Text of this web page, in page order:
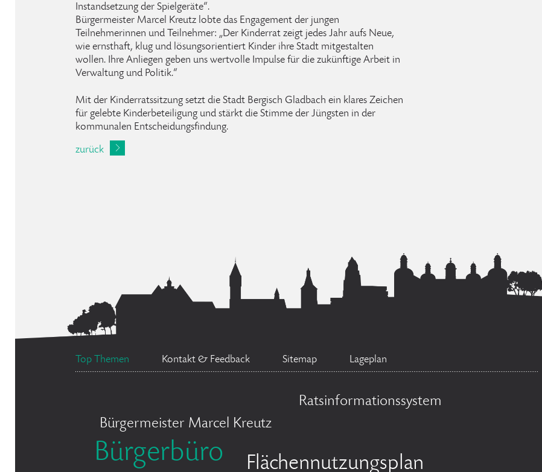
Instandsetzung der Spielgeräte“.
Bürgermeister Marcel Kreutz lobte das Engagement der jungen
Teilnehmerinnen und Teilnehmer: „Der Kinderrat zeigt jedes Jahr aufs Neue,
wie ernsthaft, klug und lösungsorientiert Kinder ihre Stadt mitgestalten
wollen. Ihre Anliegen geben uns wertvolle Impulse für die zukünftige Arbeit in
Verwaltung und Politik.“
Mit der Kinderratssitzung setzt die Stadt Bergisch Gladbach ein klares Zeichen
für gelebte Kinderbeteiligung und stärkt die Stimme der Jüngsten in der
kommunalen Entscheidungsfindung.
zurück
Top Themen Kontakt & Feedback Sitemap Lageplan
Bürgermeister Marcel Kreutz
Ratsinformationssystem
Bürgerbüro Flächennutzungsplan